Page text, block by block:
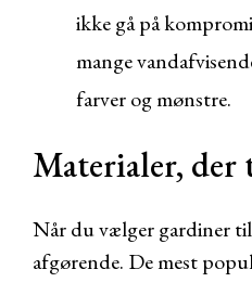
ikke gå på
mange
farver og mønstre.
Materialer,
Når du vælger gardiner
afgørende. De mest